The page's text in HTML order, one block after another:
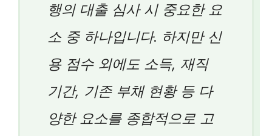
행의 대출 심사 시 중요한 요
소 중 하나입니다. 하지만 신
용 점수 외에도 소득, 재직
기간, 기존 부채 현황 등 다
양한 요소를 종합적으로 고